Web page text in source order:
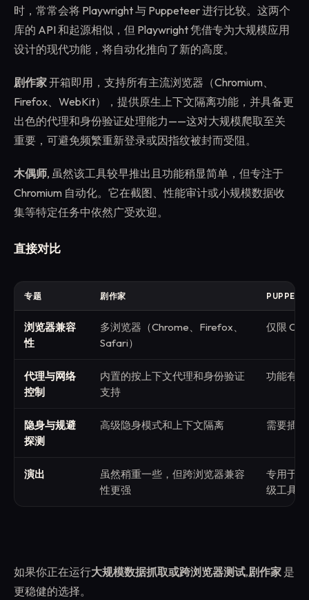
时，常常会将 Playwright 与 Puppeteer 进行比较。这两个
库的 API 和起源相似，但 Playwright 凭借专为大规模应用
设计的现代功能，将自动化推向了新的高度。
剧作家开箱即用，支持所有主流浏览器（Chromium、
Firefox、WebKit），提供原生上下文隔离功能，并具备更
出色的代理和身份验证处理能力——这对大规模爬取至关
重要，可避免频繁重新登录或因指纹被封而受阻。
木偶师, 虽然该工具较早推出且功能稍显简单，但专注于
Chromium 自动化。它在截图、性能审计或小规模数据收
集等特定任务中依然广受欢迎。
直接对比
专题 剧作家
浏览器兼容
性
多浏览器（Chrome、Firefox、
Safari）
仅限
代理与网络
控制
内置的按上下文代理和身份验证
支持
功能有
隐身与规避
探测
高级隐身模式和上下文隔离 需要插
演出
虽然稍重一些，但跨浏览器兼容
性更强
专用于
级工具
如果你正在运行大规模数据抓取或跨浏览器测试,剧作家 是
更稳健的选择。